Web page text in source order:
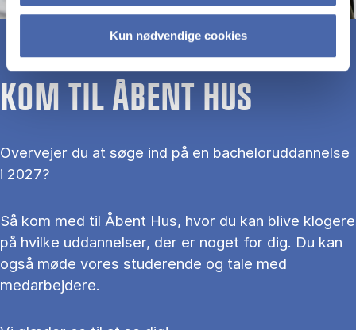
Kun nødvendige cookies
KOM TIL ÅBENT HUS
Overvejer du at søge ind på en bacheloruddannelse
i 2027?
Så kom med til Åbent Hus, hvor du kan blive klogere
på hvilke uddannelser, der er noget for dig. Du kan
også møde vores studerende og tale med
medarbejdere.